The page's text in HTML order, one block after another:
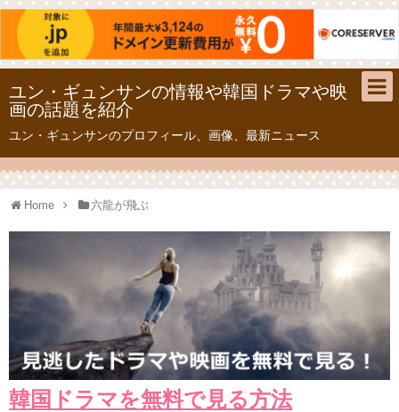
ユン・ギュンサンの情報や韓国ドラマや映
画の話題を紹介
ユン・ギュンサンのプロフィール、画像、最新ニュース
Home 六龍が飛ぶ
韓国ドラマを無料で見る方法